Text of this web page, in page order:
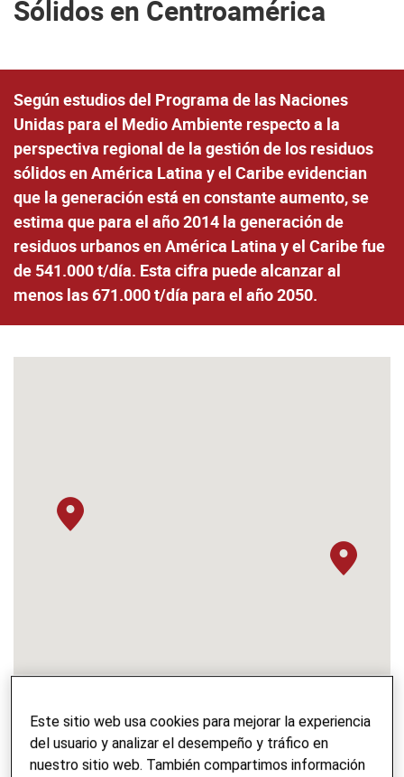
Sólidos en Centroamérica
Según estudios del Programa de las Naciones
Unidas para el Medio Ambiente respecto a la
perspectiva regional de la gestión de los residuos
sólidos en América Latina y el Caribe evidencian
que la generación está en constante aumento, se
estima que para el año 2014 la generación de
residuos urbanos en América Latina y el Caribe fue
de 541.000 t/día. Esta cifra puede alcanzar al
menos las 671.000 t/día para el año 2050.
Este sitio web usa cookies para mejorar la experiencia
del usuario y analizar el desempeño y tráfico en
nuestro sitio web. También compartimos información